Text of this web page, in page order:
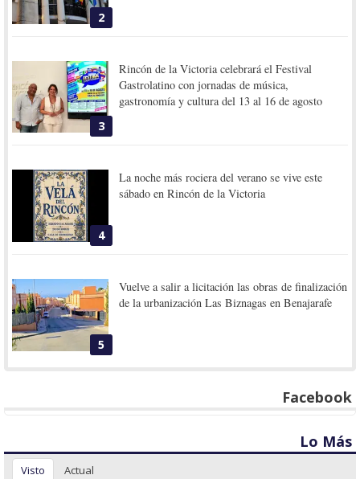
2
3
Rincón de la Victoria celebrará el Festival
Gastrolatino con jornadas de música,
gastronomía y cultura del 13 al 16 de agosto
4
La noche más rociera del verano se vive este
sábado en Rincón de la Victoria
5
Vuelve a salir a licitación las obras de finalización
de la urbanización Las Biznagas en Benajarafe
Facebook
Lo Más
Visto Actual